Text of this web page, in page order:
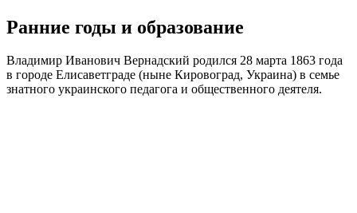
Ранние годы и образование
Владимир Иванович Вернадский родился 28 марта 1863 года
в городе Елисаветграде (ныне Кировоград, Украина) в семье
знатного украинского педагога и общественного деятеля.